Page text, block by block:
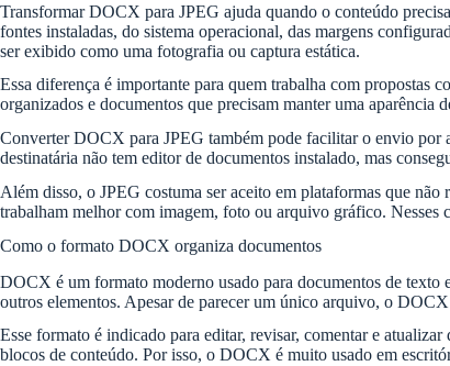
Transformar DOCX para JPEG ajuda quando o conteúdo
fontes instaladas, do sistema operacional, das margens
ser exibido como uma fotografia ou captura estática.
Essa diferença é importante para quem trabalha com propostas
organizados e documentos que precisam manter uma
Converter DOCX para JPEG também pode facilitar o envio por
destinatária não tem editor de documentos instalado, mas
Além disso, o JPEG costuma ser aceito em plataformas que
trabalham melhor com imagem, foto ou arquivo gráfico. Nesses
Como o formato DOCX organiza documentos
DOCX é um formato moderno usado para documentos de texto
outros elementos. Apesar de parecer um único arquivo, o
Esse formato é indicado para editar, revisar, comentar e
blocos de conteúdo. Por isso, o DOCX é muito usado em